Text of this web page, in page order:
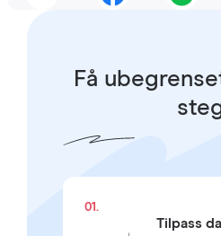
Få
01.
Tilpass